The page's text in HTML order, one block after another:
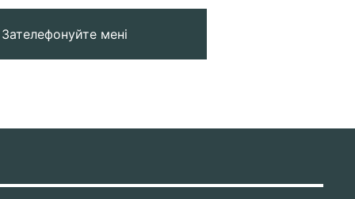
Зателефонуйте мені